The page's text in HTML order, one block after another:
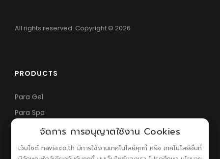
All rights reserved. Copyright © 2026
PRODUCTS
Para Gel
Para Spa
Nail Parfaitจัดการ การอนุญาตใช้งาน Cookies
เว็บไซต์ navia.co.th มีการใช้งานเทคโนโลยีคุกกี้ หรือ เทคโนโลยีอื่นที่